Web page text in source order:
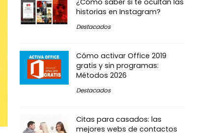
¿Cómo saber si te ocultan las
historias en Instagram?
Destacados
Cómo activar Office 2019
gratis y sin programas:
Métodos 2026
Destacados
Citas para casados: las
mejores webs de contactos